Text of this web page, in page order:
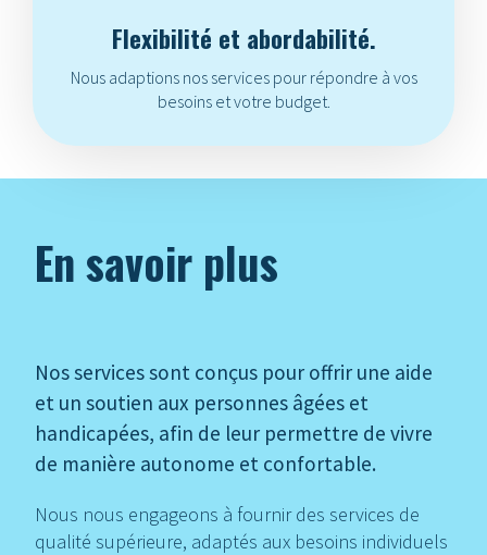
Flexibilité et abordabilité.
Nous adaptions nos services pour répondre à vos
besoins et votre budget.
En savoir plus
Nos services sont conçus pour offrir une aide
et un soutien aux personnes âgées et
handicapées, afin de leur permettre de vivre
de manière autonome et confortable.
Nous nous engageons à fournir des services de
qualité supérieure, adaptés aux besoins individuels